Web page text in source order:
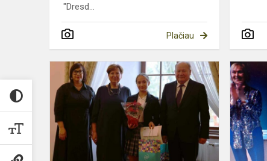
"Dresd...
Plačiau
Aurelijos
Makūnienės
labdaros
ir
paramos
fondo
premija